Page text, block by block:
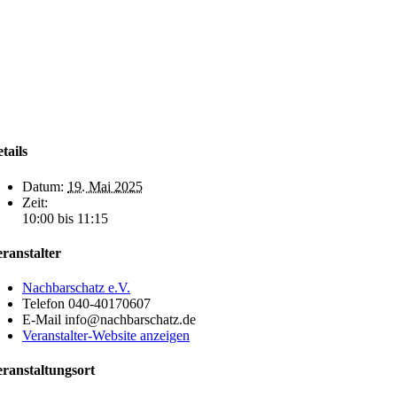
Datum: 19. Mai 2025
Zeit:
10:00 bis 11:15
Nachbarschatz e.V.
Telefon 040-40170607
E-Mail info@nachbarschatz.de
Veranstalter-Website anzeigen